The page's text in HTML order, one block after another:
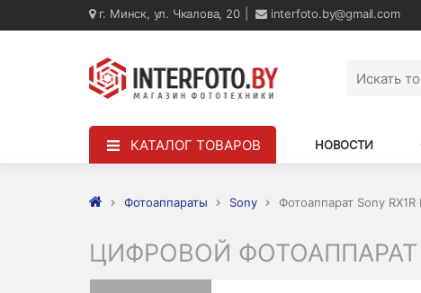
г. Минск, ул. Чкалова, 20 interfoto.by@gmail.com
КАТАЛОГ ТОВАРОВ НОВОСТИ
Фотоаппараты Sony Фотоаппарат Sony RX1R
ЦИФРОВОЙ ФОТОАППАРАТ